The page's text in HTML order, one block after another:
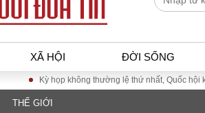
XÃ HỘI ĐỜI SỐNG
TẾ
Kỳ họp không thường lệ thứ nhất, Quốc hội khóa XVI
THẾ GIỚI